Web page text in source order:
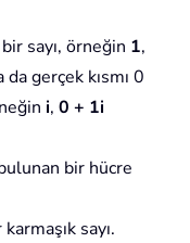
sayı, örneğin 1,
da gerçek kısmı 0
i, 0 + 1i
bir hücre
sayı.